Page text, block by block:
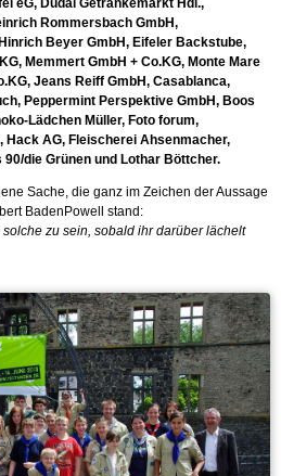
eG, Dudai Getränkemarkt Hdl.,
Rommersbach GmbH,
Beyer GmbH, Eifeler Backstube,
Memmert GmbH + Co.KG, Monte Mare
Jeans Reiff GmbH, Casablanca,
Peppermint Perspektive GmbH, Boos
Lädchen Müller, Foto forum,
Hack AG, Fleischerei Ahsenmacher,
die Grünen und Lothar Böttcher.
Sache, die ganz im Zeichen der Aussage
BadenPowell stand:
zu sein, sobald ihr darüber lächelt